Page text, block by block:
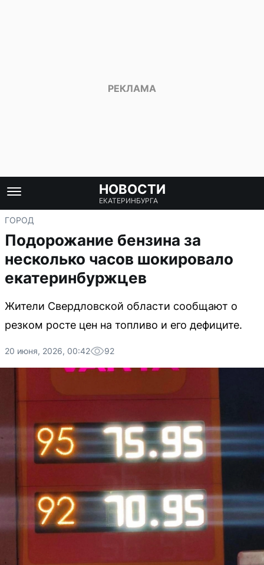
НОВОСТИ
ЕКАТЕРИНБУРГА
ГОРОД
Подорожание бензина за
несколько часов шокировало
екатеринбуржцев
Жители Свердловской области сообщают о
резком росте цен на топливо и его дефиците.
20 июня, 2026, 00:42 92